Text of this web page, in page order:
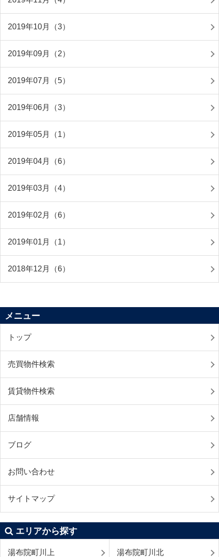
2019年10月（3）
2019年09月（2）
2019年07月（5）
2019年06月（3）
2019年05月（1）
2019年04月（6）
2019年03月（4）
2019年02月（6）
2019年01月（1）
2018年12月（6）
メニュー
トップ
売買物件検索
賃貸物件検索
店舗情報
ブログ
お問い合わせ
サイトマップ
エリアから探す
湯布院町川上 湯布院町川北